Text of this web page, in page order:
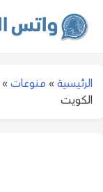
الرئيسية » منوعات »
الكويت